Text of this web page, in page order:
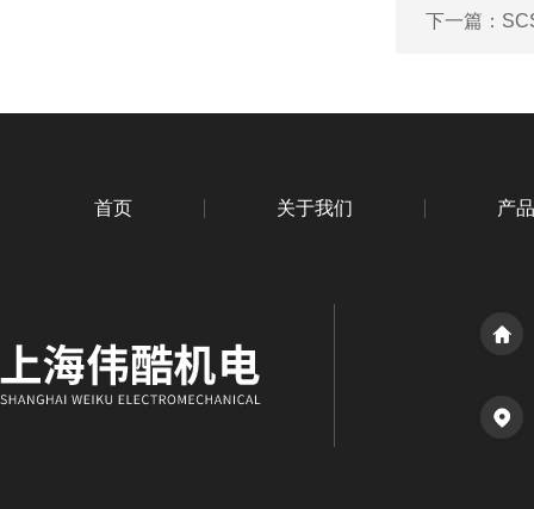
下一篇：
首页 关于我们 产